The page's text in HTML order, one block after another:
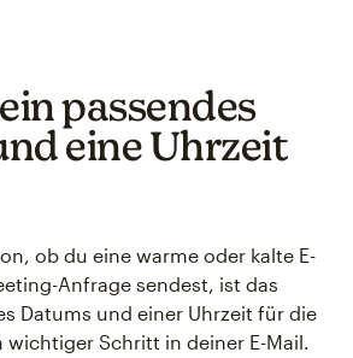
passendes
eine Uhrzeit
ob du eine warme oder kalte E-
Anfrage sendest, ist das
Datums und einer Uhrzeit für die
wichtiger Schritt in deiner E-Mail.